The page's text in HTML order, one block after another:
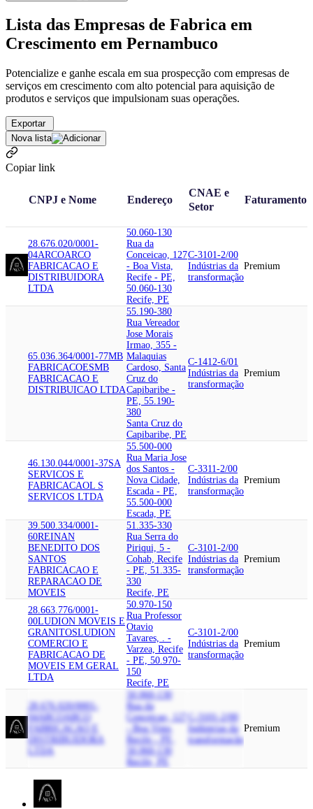
Lista das Empresas de Fabrica em
Crescimento em Pernambuco
Potencialize e ganhe escala em sua prospecção com empresas de
serviços em crescimento com alto potencial para aquisição de
produtos e serviços que impulsionam suas operações.
Exportar
Nova lista
Copiar link
CNPJ e Nome Endereço
CNAE e
Setor
Faturamento
28.676.020/0001-
04ARCOARCO
FABRICACAO E
DISTRIBUIDORA
LTDA
50.060-130
Rua da
Conceicao, 127
- Boa Vista,
Recife - PE,
50.060-130
Recife, PE
C-3101-2/00
Indústrias da
transformação
Premium
65.036.364/0001-77MB
FABRICACOESMB
FABRICACAO E
DISTRIBUICAO LTDA
55.190-380
Rua Vereador
Jose Morais
Irmao, 355 -
Malaquias
Cardoso, Santa
Cruz do
Capibaribe -
PE, 55.190-
380
Santa Cruz do
Capibaribe, PE
C-1412-6/01
Indústrias da
transformação
Premium
46.130.044/0001-37SA
SERVICOS E
FABRICACAOL S
SERVICOS LTDA
55.500-000
Rua Maria Jose
dos Santos -
Nova Cidade,
Escada - PE,
55.500-000
Escada, PE
C-3311-2/00
Indústrias da
transformação
Premium
39.500.334/0001-
60REINAN
BENEDITO DOS
SANTOS
FABRICACAO E
REPARACAO DE
MOVEIS
51.335-330
Rua Serra do
Piriqui, 5 -
Cohab, Recife
- PE, 51.335-
330
Recife, PE
C-3101-2/00
Indústrias da
transformação
Premium
28.663.776/0001-
00LUDION MOVEIS E
GRANITOSLUDION
COMERCIO E
FABRICACAO DE
MOVEIS EM GERAL
LTDA
50.970-150
Rua Professor
Otavio
Tavares, . -
Varzea, Recife
- PE, 50.970-
150
Recife, PE
C-3101-2/00
Indústrias da
transformação
Premium
28.676.020/0001-
04ARCO
ARCO
FABRICACAO E
DISTRIBUIDORA
50.060-130
Rua da
Conceicao, 127
- Boa Vista,
Recife - PE,
50.060-130
Recife, PE
C-3101-2/00
Indústrias da
transformação
Premium